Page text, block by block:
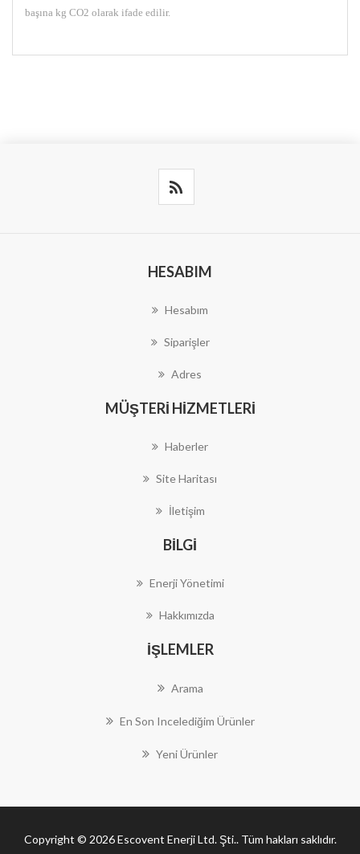
başına kg CO2 olarak ifade edilir.
HESABIM
Hesabım
Siparişler
Adres
MÜŞTERI HIZMETLERI
Haberler
Site Haritası
İletişim
BILGI
Enerji Yönetimi
Hakkımızda
İŞLEMLER
Arama
En Son Incelediğim Ürünler
Yeni Ürünler
Copyright © 2026 Escovent Enerji Ltd. Şti.. Tüm hakları saklıdır.